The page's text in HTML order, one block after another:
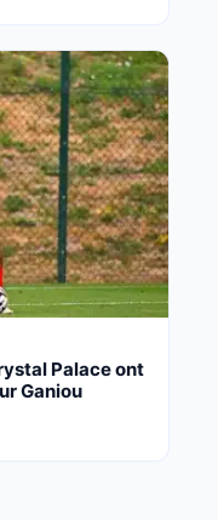
Palace ont
Ganiou